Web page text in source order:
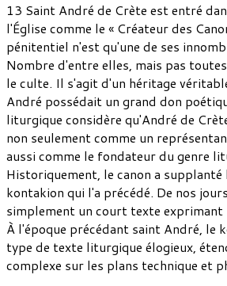
13 Saint André de Crète est entré
l'Église comme le « Créateur des
pénitentiel n'est qu'une de ses
Nombre d'entre elles, mais pas
le culte. Il s'agit d'un héritage
André possédait un grand don
liturgique considère qu'André de
non seulement comme un
aussi comme le fondateur du genre
Historiquement, le canon a supplanté
kontakion qui l'a précédé. De nos
simplement un court texte exprimant
À l'époque précédant saint André, le
type de texte liturgique élogieux,
complexe sur les plans technique et